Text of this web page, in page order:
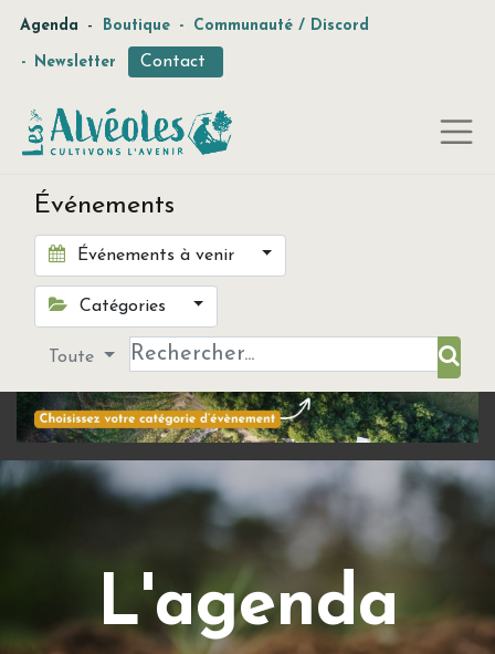
Agenda - Boutique - Communauté / Discord
- Newsletter Contact
Événements
Événements à venir
Catégories
Toute
L'agenda